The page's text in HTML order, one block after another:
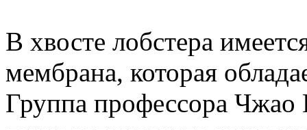
В хвосте лобстера
мембрана, которая
Группа профессора Чжао